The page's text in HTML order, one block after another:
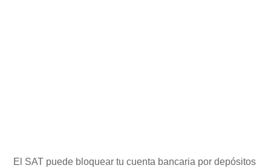
El SAT puede bloquear tu cuenta bancaria por depósitos